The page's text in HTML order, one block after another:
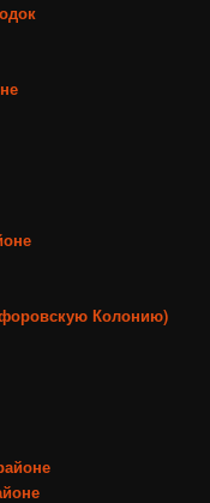
Колонию)